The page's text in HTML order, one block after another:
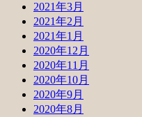
2021年3月
2021年2月
2021年1月
2020年12月
2020年11月
2020年10月
2020年9月
2020年8月